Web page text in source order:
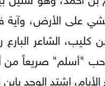
على الأرض،
كليب، الشاعر
صريعاً من
الأيام، اشتد الوجد